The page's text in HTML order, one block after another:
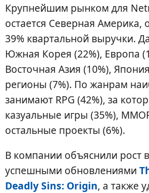
Крупнейшим рынком для
остается Северная Америка,
39% квартальной выручки.
Южная Корея (22%), Европа
Восточная Азия (10%),
регионы (7%). По жанрам
занимают RPG (42%), за
казуальные игры (35%),
остальные проекты (6%).
В компании объяснили рост
успешными обновлениями
Deadly Sins: Origin, а также